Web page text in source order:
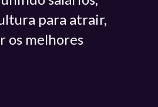
para atrair,
os melhores